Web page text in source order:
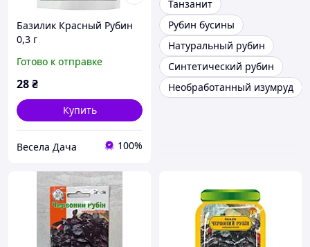
Базилик Красный Рубин
0,3 г
Готово к отправке
28₴
Купить
Весела Дача 100%
Танзанит
Рубин бусины
Натуральный рубин
Синтетический рубин
Необработанный изумруд